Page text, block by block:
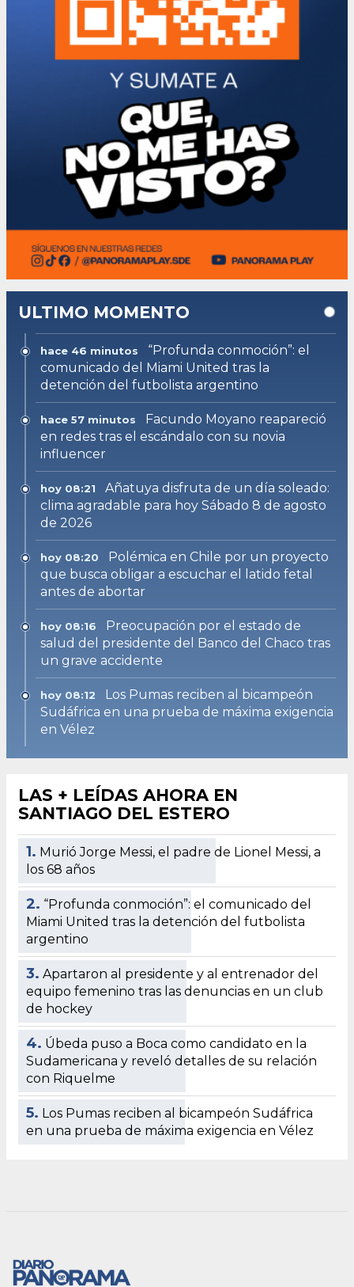
ULTIMO MOMENTO
hace 46 minutos
“Profunda conmoción”: el
comunicado del Miami United tras la
detención del futbolista argentino
hace 57 minutos
Facundo Moyano reapareció
en redes tras el escándalo con su novia
influencer
hoy 08:21
Añatuya disfruta de un día soleado:
clima agradable para hoy Sábado 8 de agosto
de 2026
hoy 08:20
Polémica en Chile por un proyecto
que busca obligar a escuchar el latido fetal
antes de abortar
hoy 08:16
Preocupación por el estado de
salud del presidente del Banco del Chaco tras
un grave accidente
hoy 08:12
Los Pumas reciben al bicampeón
Sudáfrica en una prueba de máxima exigencia
en Vélez
LAS + LEÍDAS AHORA EN
SANTIAGO DEL ESTERO
1. Murió Jorge Messi, el padre de Lionel Messi, a
los 68 años
2. “Profunda conmoción”: el comunicado del
Miami United tras la detención del futbolista
argentino
3. Apartaron al presidente y al entrenador del
equipo femenino tras las denuncias en un club
de hockey
4. Úbeda puso a Boca como candidato en la
Sudamericana y reveló detalles de su relación
con Riquelme
5. Los Pumas reciben al bicampeón Sudáfrica
en una prueba de máxima exigencia en Vélez